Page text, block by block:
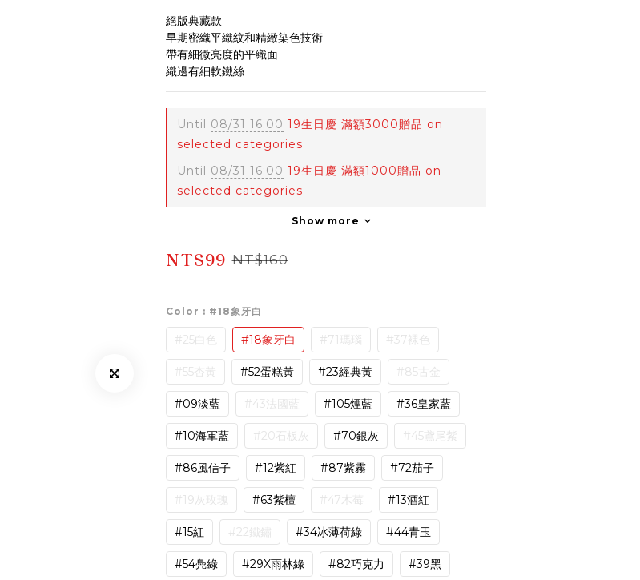
絕版典藏款
早期密織平織紋和精緻染色技術
帶有細微亮度的平織面
織邊有細軟鐵絲
Until 08/31 16:00 19生日慶 滿額3000贈品 on
selected categories
Until 08/31 16:00 19生日慶 滿額1000贈品 on
selected categories
Show more
NT$99 NT$160
Color : #18象牙白
#25白色 #18象牙白 #71瑪瑙 #37裸色
#55杏黃 #52蛋糕黃 #23經典黃 #85古金
#09淡藍 #43法國藍 #105煙藍 #36皇家藍
#10海軍藍 #20石板灰 #70銀灰 #45鳶尾紫
#86風信子 #12紫紅 #87紫霧 #72茄子
#19灰玫瑰 #63紫檀 #47木莓 #13酒紅
#15紅 #22鐵鏽 #34冰薄荷綠 #44青玉
#54鳧綠 #29X雨林綠 #82巧克力 #39黑